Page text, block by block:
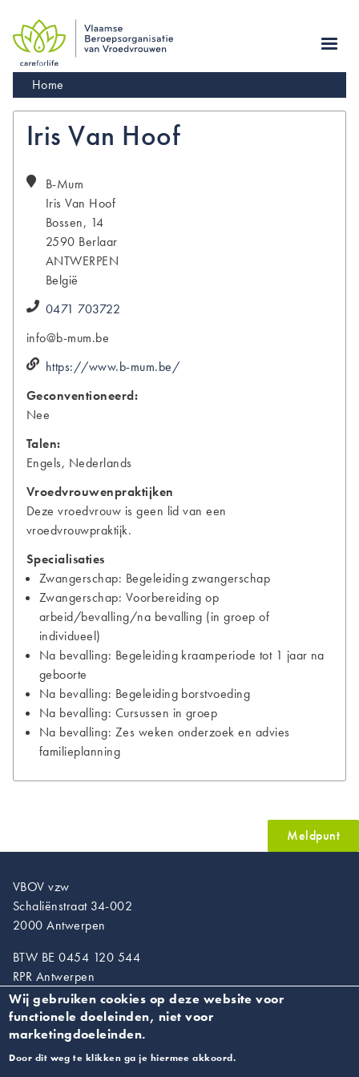
main
navigation
Kruimelpad
Home
Iris Van Hoof
B-Mum
Iris Van Hoof
Bossen, 14
2590 Berlaar
ANTWERPEN
België
0471 703722
info@b-mum.be
https://www.b-mum.be/
Geconventioneerd:
Nee
Talen:
Engels, Nederlands
Vroedvrouwenpraktijken
Deze vroedvrouw is geen lid van een
vroedvrouwpraktijk.
Specialisaties
Zwangerschap: Begeleiding zwangerschap
Zwangerschap: Voorbereiding op
arbeid/bevalling/na bevalling (in groep of
individueel)
Na bevalling: Begeleiding kraamperiode tot 1 jaar na
geboorte
Na bevalling: Begeleiding borstvoeding
Na bevalling: Cursussen in groep
Na bevalling: Zes weken onderzoek en advies
familieplanning
Meldpunt
VBOV vzw
Schaliënstraat 34-002
2000 Antwerpen
BTW BE 0454 120 544
RPR Antwerpen
T. 03/218.89.67
info@vroedvrouwen.be
Wij gebruiken cookies op deze website voor
functionele doeleinden, niet voor
marketingdoeleinden.
Door dit weg te klikken ga je hiermee akkoord.